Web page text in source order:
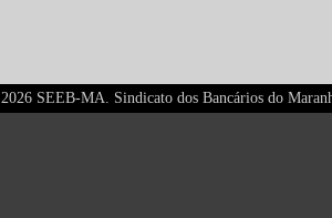
2026 SEEB-MA. Sindicato dos Bancários do